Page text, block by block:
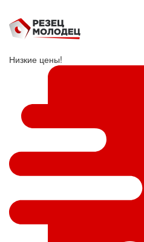
Низкие цены!